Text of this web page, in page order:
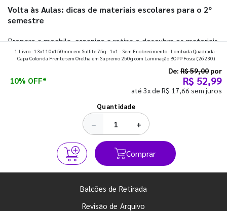
Volta às Aulas: dicas de materiais escolares para o 2º
semestre
Prepare a mochila, organize a rotina e descubra os materiais
que fazem toda diferença para começar o segundo
1 Livro - 13x110x150mm em Sulfite 75g - 1x1 - Sem Enobrecimento - Lombada Quadrada -
Capa Colorida Frente sem Orelha em Supremo 250g com Laminação BOPP Fosca (26230)
10% OFF*
De: R$ 59,00 por
R$ 52,99
até 3x de R$ 17,66 sem juros
Quantidade
− +
Comprar
Balcões de Retirada
Revisão de Arquivo